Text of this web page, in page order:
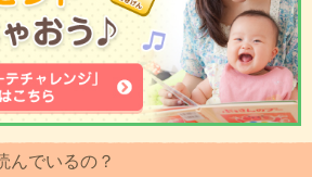
んでいるの？